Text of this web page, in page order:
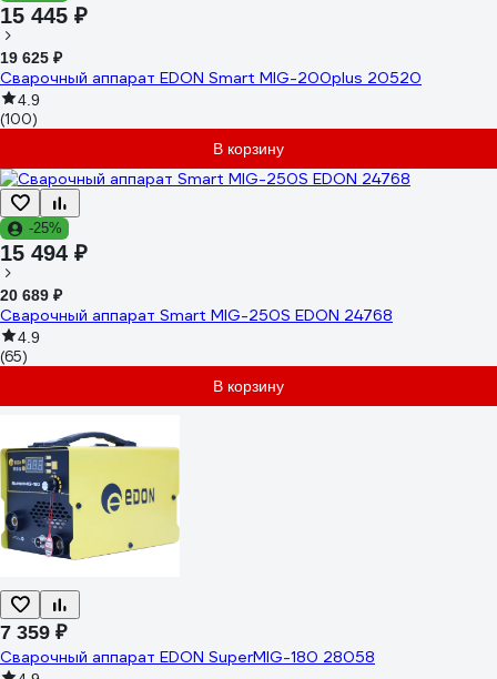
15 445 ₽
19 625 ₽
Сварочный аппарат EDON Smart MIG-200plus 20520
4.9
(100)
В корзину
-25%
15 494 ₽
20 689 ₽
Сварочный аппарат Smart MIG-250S EDON 24768
4.9
(65)
В корзину
7 359 ₽
Сварочный аппарат EDON SuperMIG-180 28058